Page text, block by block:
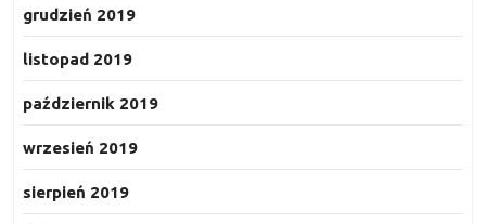
grudzień 2019
listopad 2019
październik 2019
wrzesień 2019
sierpień 2019